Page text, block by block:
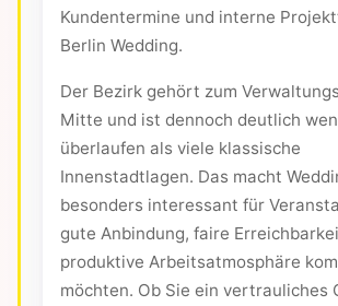
Kundentermine und interne
Berlin Wedding.
Der Bezirk gehört zum
Mitte und ist dennoch deutlich
überlaufen als viele klassische
Innenstadtlagen. Das macht
besonders interessant für
gute Anbindung, faire
produktive Arbeitsatmosphäre
möchten. Ob Sie ein vertrauliches